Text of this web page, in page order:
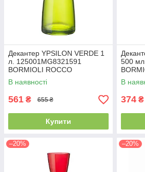
Декантер YPSILON VERDE 1
л. 125001MG8321591
BORMIOLI ROCCO
В наявності
561 ₴ 655 ₴
Купити
500
В
374 ₴
–20% –20%